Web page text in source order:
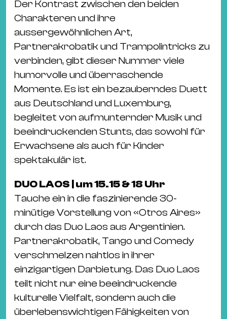
Der Kontrast zwischen den beiden
Charakteren und ihre
aussergewöhnlichen Art,
Partnerakrobatik und Trampolintricks zu
verbinden, gibt dieser Nummer viele
humorvolle und überraschende
Momente. Es ist ein bezauberndes Duett
aus Deutschland und Luxemburg,
begleitet von aufmunternder Musik und
beeindruckenden Stunts, das sowohl für
Erwachsene als auch für Kinder
spektakulär ist.
DUO LAOS | um 15.15 & 18 Uhr
Tauche ein in die faszinierende 30-
minütige Vorstellung von «Otros Aires»
durch das Duo Laos aus Argentinien.
Partnerakrobatik, Tango und Comedy
verschmelzen nahtlos in ihrer
einzigartigen Darbietung. Das Duo Laos
teilt nicht nur eine beeindruckende
kulturelle Vielfalt, sondern auch die
überlebenswichtigen Fähigkeiten von